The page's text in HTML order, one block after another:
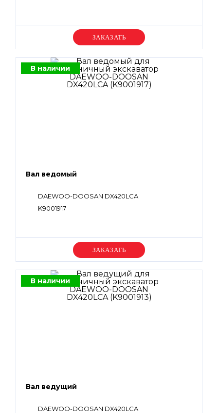
Уточняйте цену
В наличии
Вал ведомый
DAEWOO-DOOSAN DX420LCA
K9001917
Уточняйте цену
В наличии
Вал ведущий
DAEWOO-DOOSAN DX420LCA